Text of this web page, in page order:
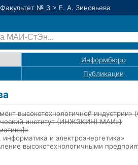
Факультет № 3 > Е. А. Зиновьева
Информбюро
Публикации
высокотехнологичной
институт (ИНЖЭКИН) МАИ»}
»
и электроэнергетика»
высокотехнологичными